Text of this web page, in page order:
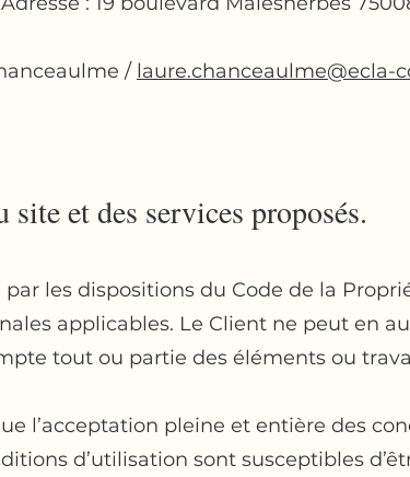
/ laure.chanceaulme@ecla-
et des services proposés.
les dispositions du Code de la
applicables. Le Client ne peut en
tout ou partie des éléments ou
l’acceptation pleine et entière des
d’utilisation sont susceptibles